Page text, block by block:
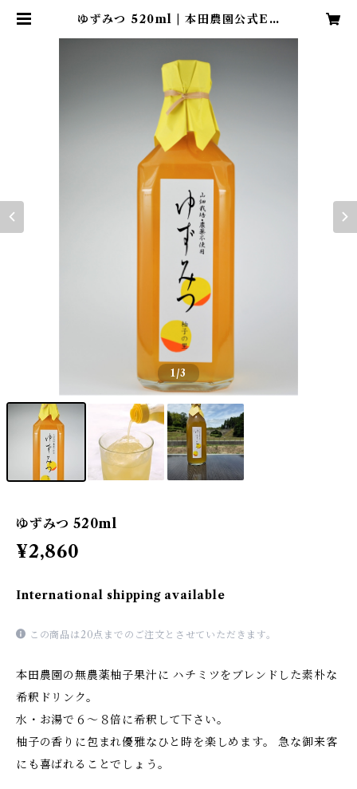
ゆずみつ 520ml | 本田農園公式EC
1/3
ゆずみつ 520ml
¥2,860
International shipping available
この商品は20点までのご注文とさせていただきます。
本田農園の無農薬柚子果汁に ハチミツをブレンドした素朴な
希釈ドリンク。
水・お湯で６～８倍に希釈して下さい。
柚子の香りに包まれ優雅なひと時を楽しめます。 急な御来客
にも喜ばれることでしょう。